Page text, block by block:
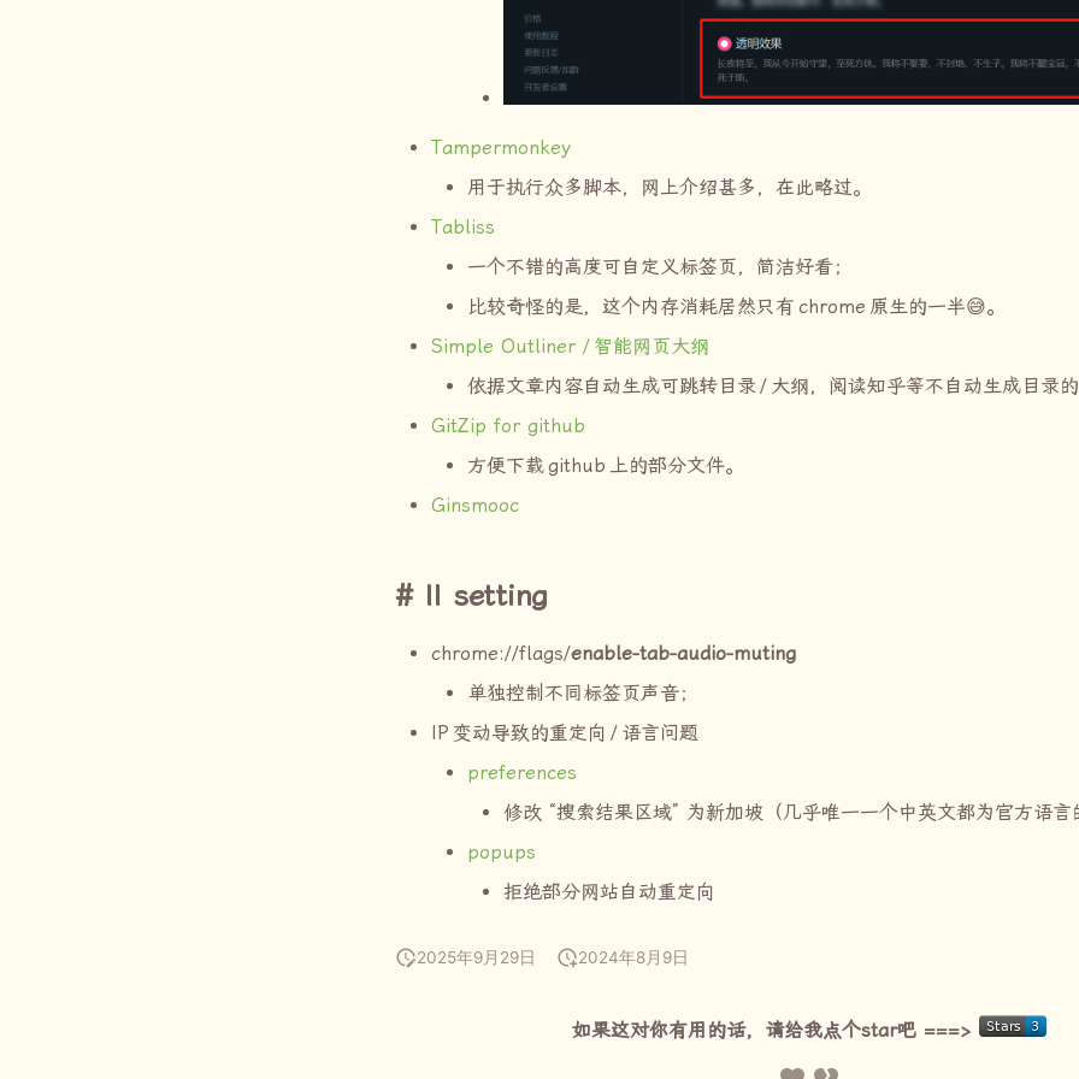
Tampermonkey
用于执行众多脚本，网上介绍甚多，在此略过。
Tabliss
一个不错的高度可自定义标签页，简洁好看；
比较奇怪的是，这个内存消耗居然只有 chrome 原生的一半😅。
Simple Outliner / 智能网页大纲
依据文章内容自动生成可跳转目录 / 大纲，阅读知乎等不自动生成目录
GitZip for github
方便下载github 上的部分文件。
Ginsmooc
II setting
chrome://flags/enable-tab-audio-muting
单独控制不同标签页声音；
IP 变动导致的重定向 / 语言问题
preferences
修改 “搜索结果区域” 为新加坡（几乎唯一一个中英文都为官方语言
popups
拒绝部分网站自动重定向
2025年9月29日 2024年8月9日
如果这对你有用的话，请给我点个star吧 ===>